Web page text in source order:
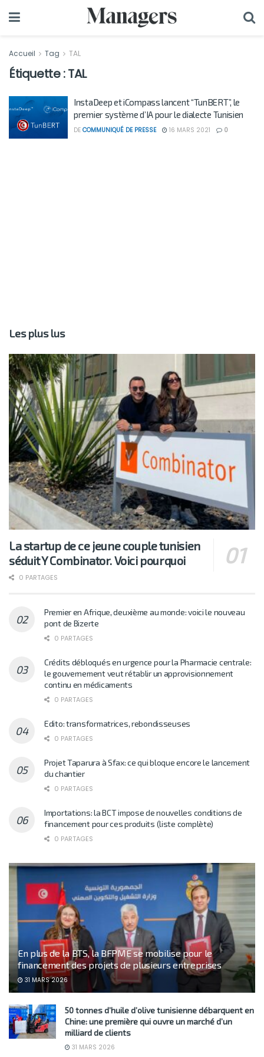
Accueil Tag TAL
Étiquette :TAL
InstaDeep et iCompass lancent “TunBERT”, le
premier système d’IA pour le dialecte Tunisien
DE COMMUNIQUÉ DE PRESSE 16 MARS 2021 0
Les plus lus
La startup de ce jeune couple tunisien
séduit Y Combinator. Voici pourquoi
0 PARTAGES
Premier en Afrique, deuxième au monde: voici le nouveau
pont de Bizerte
0 PARTAGES
Crédits débloqués en urgence pour la Pharmacie centrale:
le gouvernement veut rétablir un approvisionnement
continu en médicaments
0 PARTAGES
Edito: transformatrices, rebondisseuses
0 PARTAGES
Projet Taparura à Sfax: ce qui bloque encore le lancement
du chantier
0 PARTAGES
Importations: la BCT impose de nouvelles conditions de
financement pour ces produits (liste complète)
0 PARTAGES
En plus de la BTS, la BFPME se mobilise pour le
financement des projets de plusieurs entreprises
31 MARS 2026
50 tonnes d’huile d’olive tunisienne débarquent en
Chine: une première qui ouvre un marché d’un
milliard de clients
31 MARS 2026